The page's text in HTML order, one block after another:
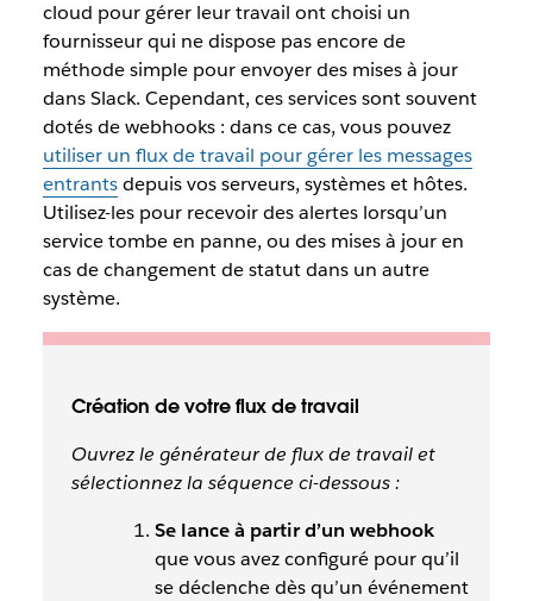
cloud pour gérer leur travail ont choisi un
fournisseur qui ne dispose pas encore de
méthode simple pour envoyer des mises à jour
dans Slack. Cependant, ces services sont souvent
dotés de webhooks : dans ce cas, vous pouvez
utiliser un flux de travail pour gérer les messages
entrantsdepuis vos serveurs, systèmes et hôtes.
Utilisez-les pour recevoir des alertes lorsqu’un
service tombe en panne, ou des mises à jour en
cas de changement de statut dans un autre
système.
Création de votre flux de travail
Ouvrez le générateur de flux de travail et
sélectionnez la séquence ci-dessous :
Se lance à partir d’un webhook
que vous avez configuré pour qu’il
se déclenche dès qu’un événement